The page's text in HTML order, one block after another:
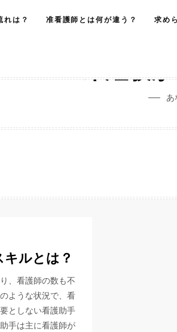
れは？ 准看護師とは何が違う？ 求め
未経験
あ
ルとは？
、看護師の数も不
ような状況で、看
としない看護助手
手は主に看護師が